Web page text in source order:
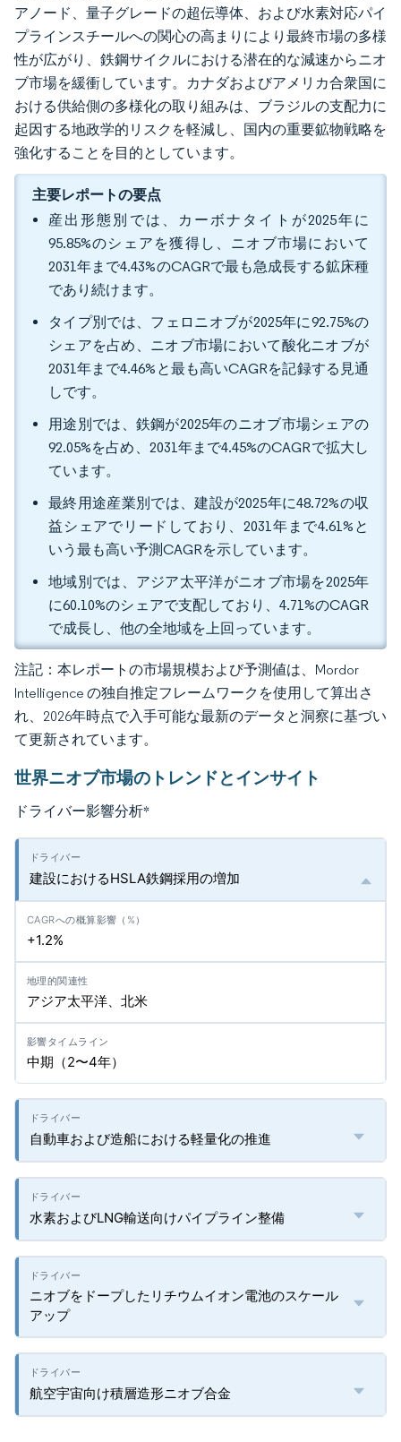
アノード、量子グレードの超伝導体、および水素対応パイ
プラインスチールへの関心の高まりにより最終市場の多様
性が広がり、鉄鋼サイクルにおける潜在的な減速からニオ
ブ市場を緩衝しています。カナダおよびアメリカ合衆国に
おける供給側の多様化の取り組みは、ブラジルの支配力に
起因する地政学的リスクを軽減し、国内の重要鉱物戦略を
強化することを目的としています。
主要レポートの要点
産出形態別では、カーボナタイトが2025年に
95.85%のシェアを獲得し、ニオブ市場において
2031年まで4.43%のCAGRで最も急成長する鉱床種
であり続けます。
タイプ別では、フェロニオブが2025年に92.75%の
シェアを占め、ニオブ市場において酸化ニオブが
2031年まで4.46%と最も高いCAGRを記録する見通
しです。
用途別では、鉄鋼が2025年のニオブ市場シェアの
92.05%を占め、2031年まで4.45%のCAGRで拡大し
ています。
最終用途産業別では、建設が2025年に48.72%の収
益シェアでリードしており、2031年まで4.61%と
いう最も高い予測CAGRを示しています。
地域別では、アジア太平洋がニオブ市場を2025年
に60.10%のシェアで支配しており、4.71%のCAGR
で成長し、他の全地域を上回っています。
注記：本レポートの市場規模および予測値は、Mordor
Intelligence の独自推定フレームワークを使用して算出さ
れ、2026年時点で入手可能な最新のデータと洞察に基づい
て更新されています。
世界ニオブ市場のトレンドとインサイト
ドライバー影響分析*
建設におけるHSLA鉄鋼採用の増加
+1.2%
アジア太平洋、北米
中期（2〜4年）
自動車および造船における軽量化の推進
水素およびLNG輸送向けパイプライン整備
ニオブをドープしたリチウムイオン電池のスケール
アップ
航空宇宙向け積層造形ニオブ合金